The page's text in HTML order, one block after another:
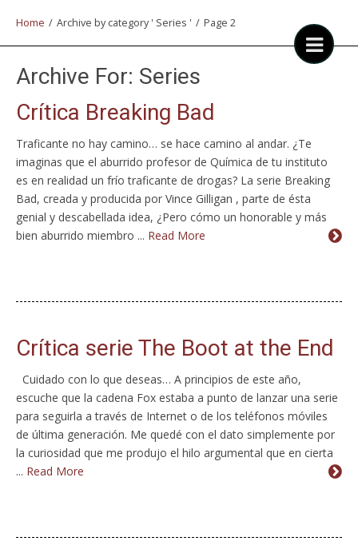
Home / Archive by category ' Series ' / Page 2
Archive For: Series
Crítica Breaking Bad
Traficante no hay camino… se hace camino al andar. ¿Te
imaginas que el aburrido profesor de Química de tu instituto
es en realidad un frío traficante de drogas? La serie Breaking
Bad, creada y producida por Vince Gilligan , parte de ésta
genial y descabellada idea, ¿Pero cómo un honorable y más
bien aburrido miembro ... Read More
Crítica serie The Boot at the End
Cuidado con lo que deseas… A principios de este año,
escuche que la cadena Fox estaba a punto de lanzar una serie
para seguirla a través de Internet o de los teléfonos móviles
de última generación. Me quedé con el dato simplemente por
la curiosidad que me produjo el hilo argumental que en cierta
... Read More